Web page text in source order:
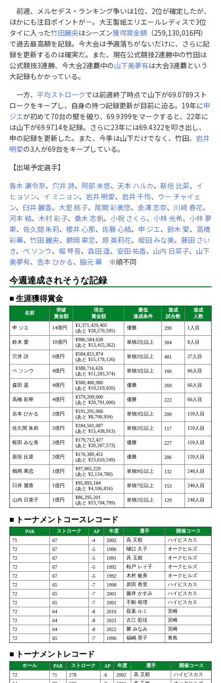
前週、メルセデス・ランキング争いは1位、2位が確定したが、
ほかにも注目ポイントが－。大王製紙エリエールレディスで3位
タイに入った竹田麗央はシーズン獲得賞金額（259,130,016円）
で過去最高額を記録。今大会は予選落ちがないだけに、さらに記
録を更新するのは確実だ。また、現在公式競技2連勝中の竹田は
公式競技3連勝、今大会2連覇中の山下美夢有は大会3連覇という
大記録もかかっている。
一方、 平均ストロークでは前週終了時点で山下が69.0789スト
ロークをキープし、自身の持つ記録更新が目前に迫る。19年に申
ジエが初めて70台の壁を破り、69.9399をマークすると、22年に
は山下が69.9714を記録。さらに23年には69.4322を叩き出し、
申の記録を更新した。また、今季は山下だけでなく、竹田、 岩井
明愛の3人が69台をキープしている。
【出場予定選手】
青木 瀬令奈、 穴井 詩、 阿部 未悠、 天本 ハルカ、 新垣 比菜、 イ
ヒョソン、 イ ミニョン、 岩井 明愛、 岩井 千怜、 ウー チャイェ
ン、 臼井 麗香、 大里 桃子、 尾関 彩美悠、 金澤 志奈、 川﨑 春花、
河本 結、 木村 彩子、 桑木 志帆、 小祝 さくら、 小林 光希、 小林 夢
果、 佐久間 朱莉、 櫻井 心那、 佐藤 心結、 申 ジエ、 鈴木 愛、 高橋
彩華、 竹田 麗央、 鶴岡 果恋、 原 英莉花、 蛭田 みな美、 藤田 さい
き、 ペ ソンウ、 堀 琴音、 森田 遥、 安田 祐香、 山内 日菜子、 山下
美夢有、 吉本 ひかる、 脇元 華※順不同